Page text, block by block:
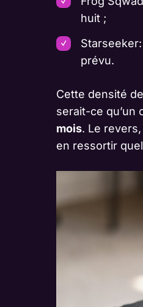
huit ;
prévu.
Cette densité
serait-ce qu’un
mois. Le
en ressortir